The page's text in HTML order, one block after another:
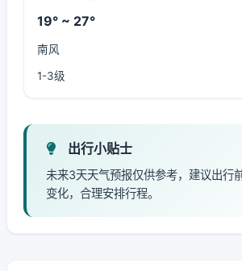
19° ~ 27°
南风
1-3级
出行小贴士
未来3天天气预报仅供参考，建议出行
变化，合理安排行程。